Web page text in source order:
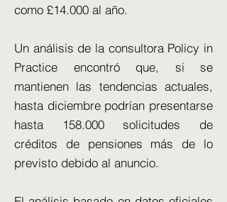
como £14.000 al año.
Un análisis de la consultora Policy in
Practice encontró que, si se
mantienen las tendencias actuales,
hasta diciembre podrían presentarse
hasta 158.000 solicitudes de
créditos de pensiones más de lo
previsto debido al anuncio.